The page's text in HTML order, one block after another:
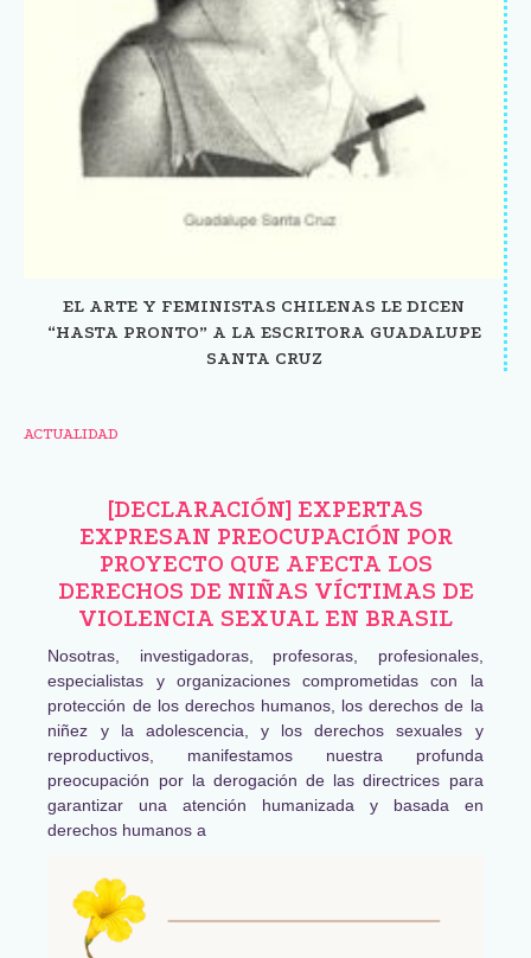
EL ARTE Y FEMINISTAS CHILENAS LE DICEN
“HASTA PRONTO” A LA ESCRITORA GUADALUPE
SANTA CRUZ
ACTUALIDAD
[DECLARACIÓN] EXPERTAS
EXPRESAN PREOCUPACIÓN POR
PROYECTO QUE AFECTA LOS
DERECHOS DE NIÑAS VÍCTIMAS DE
VIOLENCIA SEXUAL EN BRASIL
Nosotras, investigadoras, profesoras, profesionales,
especialistas y organizaciones comprometidas con la
protección de los derechos humanos, los derechos de la
niñez y la adolescencia, y los derechos sexuales y
reproductivos, manifestamos nuestra profunda
preocupación por la derogación de las directrices para
garantizar una atención humanizada y basada en
derechos humanos a